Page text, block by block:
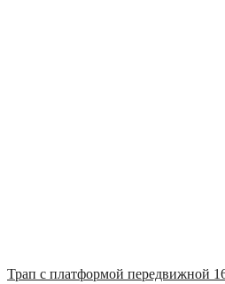
Трап с платформой передвижной